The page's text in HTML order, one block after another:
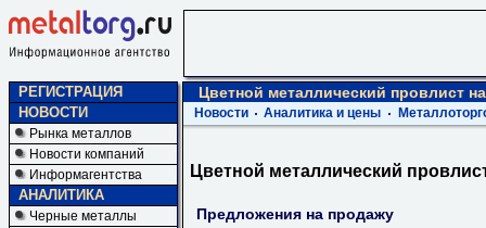
РЕГИСТРАЦИЯ
НОВОСТИ
Рынка металлов
Новости компаний
Информагентства
АНАЛИТИКА
Черные металлы
Цветной металлический провлист
Новости Аналитика и цены
Цветной металлический
Предложения на продажу